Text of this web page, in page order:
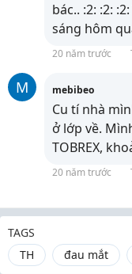
bác.. :2: :2:
sáng hôm
20 năm trước
M mebibeo
Cu tí nhà
ở lớp về.
TOBREX,
20 năm trước
TAGS
TH
đau mắt